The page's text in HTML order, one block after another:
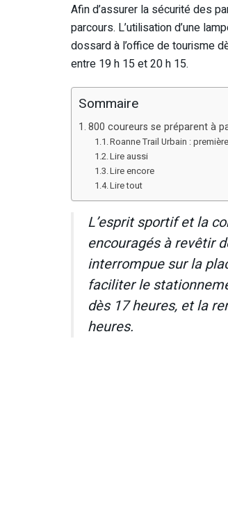
Afin d’assurer la sécurité des
parcours. L’utilisation d’une
dossard à l’office de tourisme
entre 19 h 15 et 20 h 15.
Sommaire
800 coureurs se préparent à
Roanne Trail Urbain :
Lire aussi
Lire encore
Lire tout
L’esprit sportif et la
encouragés à revêtir
interrompue sur la
faciliter le
dès 17 heures, et la
heures.